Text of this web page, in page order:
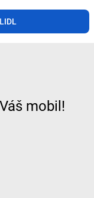
mobil!